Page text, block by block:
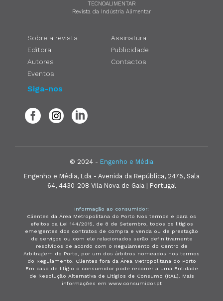
TECNOALIMENTAR
Revista da Indústria Alimentar
Sobre a revista
Editora
Autores
Eventos
Assinatura
Publicidade
Contactos
Siga-nos
© 2024 - Engenho e Média
Engenho e Média, Lda - Avenida da República, 2475, Sala
64, 4430-208 Vila Nova de Gaia | Portugal
Informação ao consumidor:
Clientes da Área Metropolitana do Porto Nos termos e para os
efeitos da Lei 144/2015, de 8 de Setembro, todos os litígios
emergentes dos contratos de compra e venda ou de prestação
de serviços ou com ele relacionados serão definitivamente
resolvidos de acordo com o Regulamento do Centro de
Arbitragem do Porto, por um dos árbitros nomeados nos termos
do Regulamento. Clientes fora da Área Metropolitana do Porto
Em caso de litígio o consumidor pode recorrer a uma Entidade
de Resolução Alternativa de Litígios de Consumo (RAL). Mais
informações em www.consumidor.pt